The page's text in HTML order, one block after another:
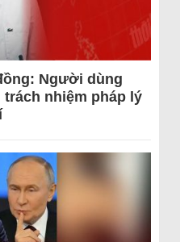
Người dùng
nhiệm pháp lý